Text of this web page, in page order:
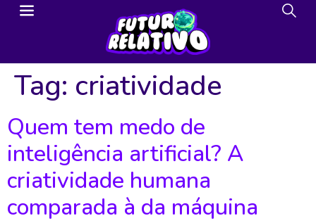
Tag: criatividade
Quem tem medo de
inteligência artificial? A
criatividade humana
comparada à da máquina